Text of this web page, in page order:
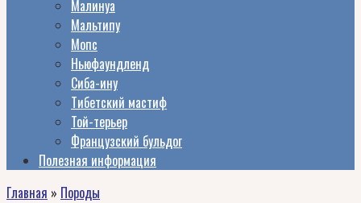
Малинуа
Мальтипу
Мопс
Ньюфаундленд
Сиба-ину
Тибетский мастиф
Той-терьер
Французский бульдог
Полезная информация
Главная » Породы